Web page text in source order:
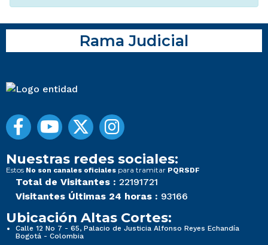
Rama Judicial
Nuestras redes sociales:
Estos No son canales oficiales para tramitar PQRSDF
Total de Visitantes : 22191721
Visitantes Últimas 24 horas : 93166
Ubicación Altas Cortes:
Calle 12 No 7 - 65, Palacio de Justicia Alfonso Reyes Echandía
Bogotá - Colombia